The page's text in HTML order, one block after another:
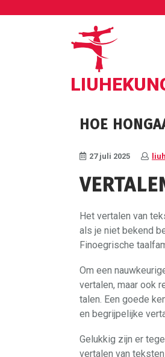
HOE
27 juli 2025
Het vertalen van
als je niet bekend
Finoegrische
Om een
vertalen, maar ook
talen. Een goede
en begrijpelijke
Gelukkig zijn er
vertalen van